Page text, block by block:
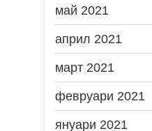
май 2021
април 2021
март 2021
февруари 2021
януари 2021